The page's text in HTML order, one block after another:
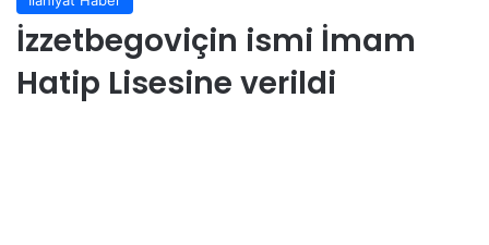
İzzetbegoviçin ismi İmam
Hatip Lisesine verildi